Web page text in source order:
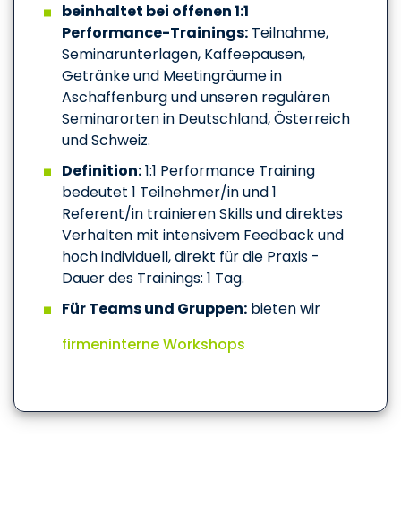
beinhaltet bei offenen 1:1
Performance-Trainings:Teilnahme,
Seminarunterlagen, Kaffeepausen,
Getränke und Meetingräume in
Aschaffenburg und unseren regulären
Seminarorten in Deutschland, Österreich
und Schweiz.
Definition:1:1 Performance Training
bedeutet 1 Teilnehmer/in und 1
Referent/in trainieren Skills und direktes
Verhalten mit intensivem Feedback und
hoch individuell, direkt für die Praxis -
Dauer des Trainings: 1 Tag.
Für Teams und Gruppen:bieten wir
firmeninterne Workshops